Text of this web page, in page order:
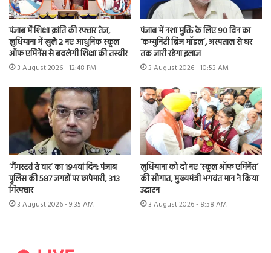
पंजाब में शिक्षा क्रांति की रफ्तार तेज,
लुधियाना में खुले 2 नए आधुनिक स्कूल
ऑफ एमिनेंस से बदलेगी शिक्षा की तस्वीर
3 August 2026 - 12:48 PM
पंजाब में नशा मुक्ति के लिए 90 दिन का
‘कम्युनिटी ब्रिज मॉडल’, अस्पताल से घर
तक जारी रहेगा इलाज
3 August 2026 - 10:53 AM
‘गैंगस्टरां ते वार’ का 194वां दिन: पंजाब
पुलिस की 587 जगहों पर छापेमारी, 313
गिरफ्तार
3 August 2026 - 9:35 AM
लुधियाना को दो नए ‘स्कूल ऑफ एमिनेंस’
की सौगात, मुख्यमंत्री भगवंत मान ने किया
उद्घाटन
3 August 2026 - 8:58 AM